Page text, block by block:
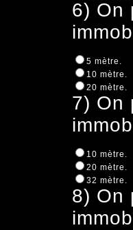
6) On
5 mètre.
10 mètre.
20 mètre.
7) On
10 mètre.
20 mètre.
32 mètre.
8) On